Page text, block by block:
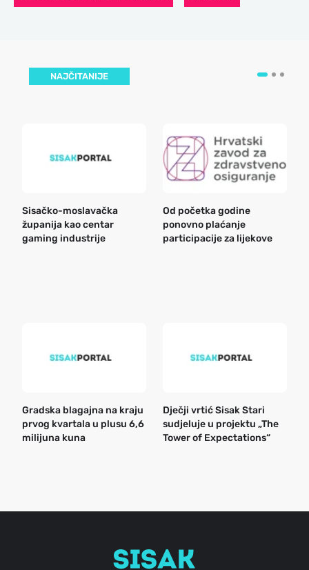
NAJČITANIJE
Sisačko-moslavačka
županija kao centar
gaming industrije
Od početka godine
ponovno plaćanje
participacije za lijekove
Gradska blagajna na kraju
prvog kvartala u plusu 6,6
milijuna kuna
Dječji vrtić Sisak Stari
sudjeluje u projektu „The
Tower of Expectations“